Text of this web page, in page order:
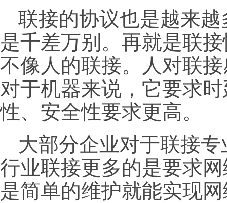
联接的协议也是越来
是千差万别。再就是联
不像人的联接。人对联
对于机器来说，它要求
性、安全性要求更高。
大部分企业对于联接
行业联接更多的是要求
是简单的维护就能实现